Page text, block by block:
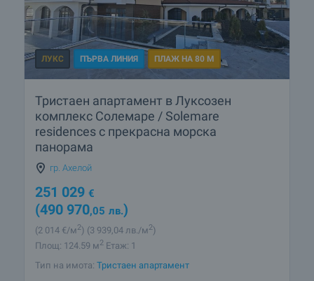
ЛУКС ПЪРВА ЛИНИЯ ПЛАЖ НА 80 М
Тристаен апартамент в Луксозен
комплекс Солемаре / Solemare
residences с прекрасна морска
панорама
гр. Ахелой
251 029 €
(490 970,05 лв.)
(2 014 €/м2) (3 939,04 лв./м2)
Площ: 124.59 м2 Етаж: 1
Тип на имота: Тристаен апартамент